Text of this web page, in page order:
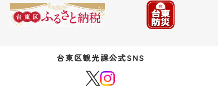
台東区観光課公式SNS